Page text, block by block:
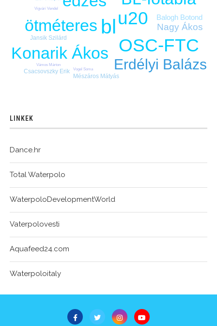
bl
OSC-FTC
u20
Konarik Ákos
ötméteres
Erdélyi Balázs
Nagy Ákos
Balogh Botond
Csacsovszky Erik
Jansik Szilárd
Mészáros Mátyás
Vigvári Vendel
Vogel Soma
Vámos Márton
LINKEK
Dance.hr
Total Waterpolo
WaterpoloDevelopmentWorld
Vaterpolovesti
Aquafeed24.com
Waterpoloitaly